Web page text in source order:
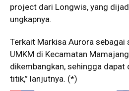
project dari Longwis, yang
ungkapnya.
Terkait Markisa Aurora sebagai
UMKM di Kecamatan
dikembangkan, sehingga dapat
titik,” lanjutnya. (*)